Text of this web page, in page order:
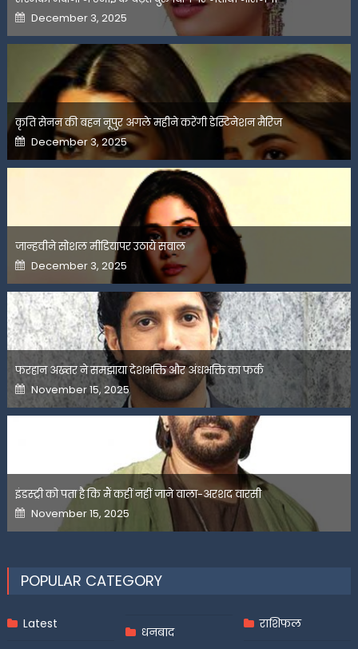
Posted
on
December 3, 2025
कृति सेनन की बहन नूपुर अगले महीने करेंगी डेस्टिनेशन मैरिज
Posted
on
December 3, 2025
जान्हवीने सोशल मीडियापर उठाये सवाल
Posted
on
December 3, 2025
फरहान अख्तर ने समझाया देशभक्ति और अंधभक्ति का फर्क
Posted
on
November 15, 2025
इंडस्ट्री को पता है कि मैं कहीं नहीं जाने वाला-अरशद वारसी
Posted
on
November 15, 2025
POPULAR CATEGORY
Latest
धनबाद
राशिफल